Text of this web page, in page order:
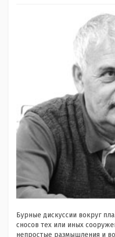
Бурные дискуссии вокруг
сносов тех или иных
непростые размышления и